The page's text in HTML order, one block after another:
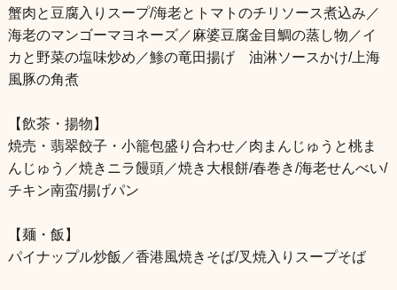
蟹肉と豆腐入りスープ/海老とトマトのチリソース煮込み／
海老のマンゴーマヨネーズ／麻婆豆腐金目鯛の蒸し物／イ
カと野菜の塩味炒め／鯵の竜田揚げ 油淋ソースかけ/上海
風豚の角煮
【飲茶・揚物】
焼売・翡翠餃子・小籠包盛り合わせ／肉まんじゅうと桃ま
んじゅう／焼きニラ饅頭／焼き大根餅/春巻き/海老せんべい/
チキン南蛮/揚げパン
【麺・飯】
パイナップル炒飯／香港風焼きそば/叉焼入りスープそば